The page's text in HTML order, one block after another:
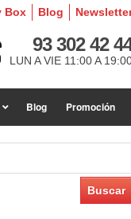
Blog
Box
93 302 42
LUN A VIE 11:00 A
Blog Promoción